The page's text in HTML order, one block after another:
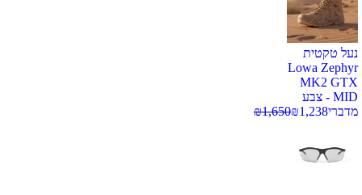
נעל טקטית
Lowa Zephyr
MK2 GTX
MID - צבע
מדברי
₪1,238
₪1,650